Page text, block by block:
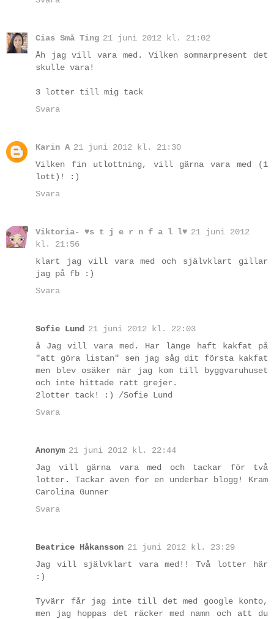
Cias Små Ting 21 juni 2012 kl. 21:02
Åh jag vill vara med. Vilken sommarpresent det
skulle vara!
3 lotter till mig tack
Svara
Karin A 21 juni 2012 kl. 21:30
Vilken fin utlottning, vill gärna vara med (1
lott)! :)
Svara
Viktoria- ♥s t j e r n f a l l♥ 21 juni 2012
kl. 21:56
klart jag vill vara med och självklart gillar
jag på fb :)
Svara
Sofie Lund 21 juni 2012 kl. 22:03
å Jag vill vara med. Har länge haft kakfat på
"att göra listan" sen jag såg dit första kakfat
men blev osäker när jag kom till byggvaruhuset
och inte hittade rätt grejer.
2lotter tack! :) /Sofie Lund
Svara
Anonym 21 juni 2012 kl. 22:44
Jag vill gärna vara med och tackar för två
lotter. Tackar även för en underbar blogg! Kram
Carolina Gunner
Svara
Beatrice Håkansson 21 juni 2012 kl. 23:29
Jag vill självklart vara med!! Två lotter här
:)
Tyvärr får jag inte till det med google konto,
men jag hoppas det räcker med namn och att du